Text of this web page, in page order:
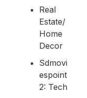
Real
Estate/
Home
Decor
Sdmovi
Espoint
2: Tech